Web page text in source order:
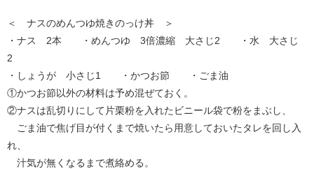
＜ ナスのめんつゆ焼きのっけ丼 ＞
・ナス 2本 ・めんつゆ 3倍濃縮 大さじ2 ・水 大さじ
2
・しょうが 小さじ1 ・かつお節 ・ごま油
①かつお節以外の材料は予め混ぜておく。
②ナスは乱切りにして片栗粉を入れたビニール袋で粉をまぶし、
ごま油で焦げ目が付くまで焼いたら用意しておいたタレを回し入
れ、
汁気が無くなるまで煮絡める。